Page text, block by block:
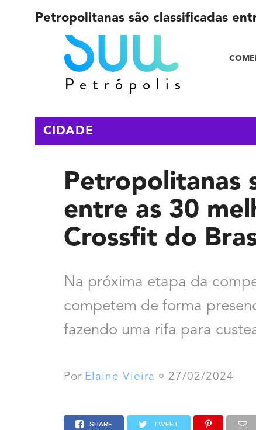
Petropolitanas são classificadas
CIDADE
Petropolitanas
entre as 30
Crossfit do
Na próxima etapa da
competem de forma
fazendo uma rifa para
Por Elaine Vieira 27/02/2024
SHARE TWEET